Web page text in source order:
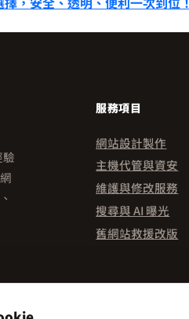
服務項目
網站設計製作
主機代管與資安
維護與修改服務
搜尋與 AI 曝光
舊網站救援改版